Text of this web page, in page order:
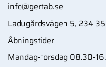
info@gertab.se
Ladugårdsvägen 5, 234
Åbningstider
Mandag-torsdag 08.30-